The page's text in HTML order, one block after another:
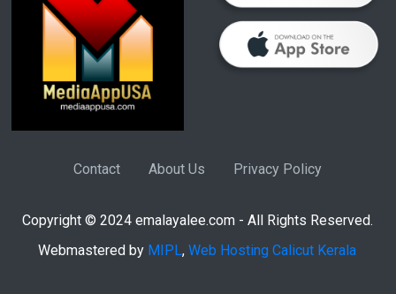
Contact About Us Privacy Policy
Copyright © 2024 emalayalee.com - All Rights Reserved.
Webmastered by MIPL, Web Hosting Calicut Kerala